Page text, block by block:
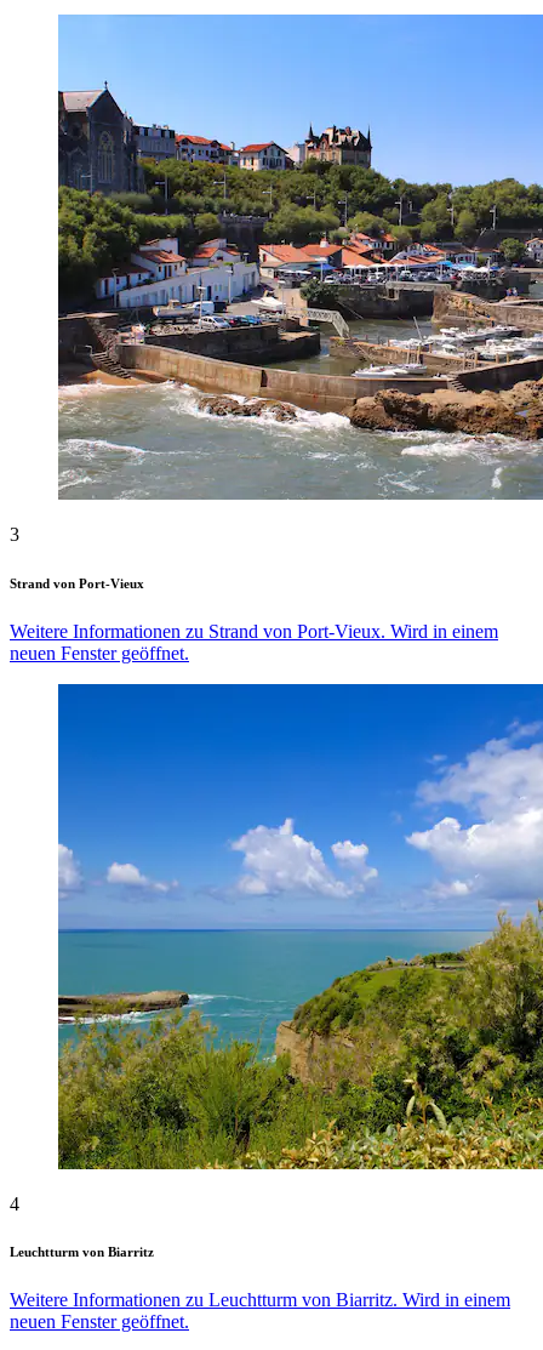
3
Strand von Port-Vieux
Weitere Informationen zu Strand von Port-Vieux. Wird in einem
neuen Fenster geöffnet.
4
Leuchtturm von Biarritz
Weitere Informationen zu Leuchtturm von Biarritz. Wird in einem
neuen Fenster geöffnet.